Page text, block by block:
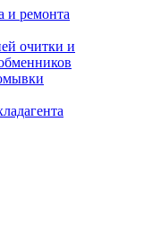
и ремонта
очитки и